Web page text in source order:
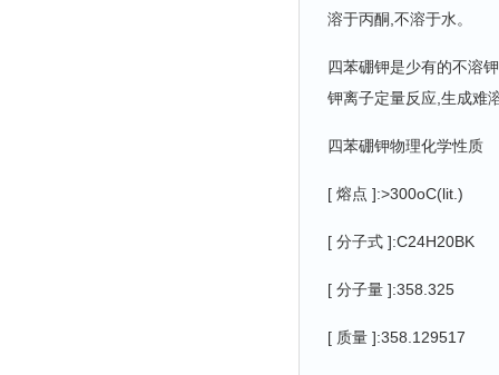
溶于丙酮,不溶于水。
四苯硼钾是少有的不溶
钾离子定量反应,生成难
四苯硼钾物理化学性质
[ 熔点 ]:>300oC(lit.)
[ 分子式 ]:C24H20BK
[ 分子量 ]:358.325
[ 质量 ]:358.129517